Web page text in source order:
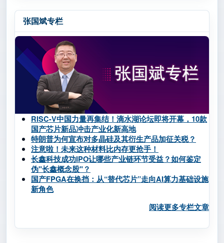
张国斌专栏
RISC-V中国力量再集结！滴水湖论坛即将开幕，10款
国产芯片新品冲击产业化新高地
特朗普为何宣布对多晶硅及其衍生产品加征关税？
注意啦！未来这种材料比内存更抢手！
长鑫科技成功IPO让哪些产业链环节受益？如何鉴定
伪"长鑫概念股"？
国产FPGA在换挡：从“替代芯片”走向AI算力基础设施
新角色
阅读更多专栏文章